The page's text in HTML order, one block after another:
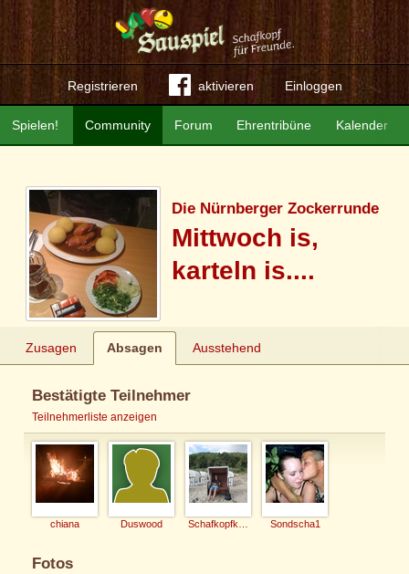
Registrieren aktivieren Einloggen
Community Forum Ehrentribüne Kalender
Spielen!
Die Nürnberger Zockerrunde
Mittwoch is,
karteln is....
Zusagen Absagen Ausstehend
Bestätigte Teilnehmer
Teilnehmerliste anzeigen
chiana Duswood Sondscha1
Fotos